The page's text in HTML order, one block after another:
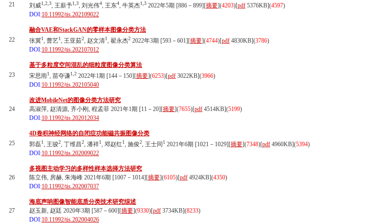
21
刘威1,2,3, 王薪予1,3, 刘光伟4, 王东4, 牛英杰1,3 2022年5期 [886－899][摘要](4203)[pdf 5376KB](4597)
DOI:10.11992/tis.202109022
22
融合VAE和StackGAN的零样本图像分类方法
张冀1, 曹艺1, 王亚茹2, 赵文清1, 翟永杰2 2022年3期 [593－601][摘要](4744)[pdf 4830KB](3786)
DOI:10.11992/tis.202107012
23
基于多粒度空间混乱的细粒度图像分类算法
宋思雨1, 苗夺谦1,2 2022年1期 [144－150][摘要](6253)[pdf 3022KB](3966)
DOI:10.11992/tis.202105040
24
改进MobileNet的图像分类方法研究
高淑萍, 赵清源, 齐小刚, 程孟菲 2021年1期 [11－20][摘要](7655)[pdf 4514KB](5199)
DOI:10.11992/tis.202012034
25
4D卷积神经网络的自闭症功能磁共振图像分类
郭磊1, 王骏2, 丁维昌2, 潘祥1, 邓赵红1, 施俊2, 王士同 1 2021年6期 [1021－1029][摘要](7348)[pdf 4960KB](5394)
DOI:10.11992/tis.202009022
26
多视图主动学习的多样性样本选择方法研究
陈立伟, 房赫, 朱海峰 2021年6期 [1007－1014][摘要](6105)[pdf 4924KB](4350)
DOI:10.11992/tis.202007037
27
海底声呐图像智能底质分类技术研究综述
赵玉新, 赵廷 2020年3期 [587－600][摘要](9330)[pdf 3734KB](8233)
DOI:10.11992/tis.202004026